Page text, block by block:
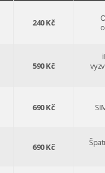
240 Kč
590 Kč
690 Kč
690 Kč